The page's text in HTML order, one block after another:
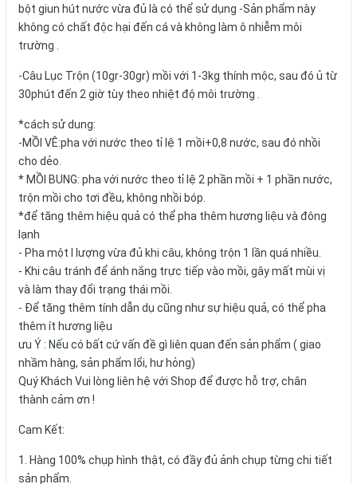
bột giun hút nước vừa đủ là có thể sử dụng -Sản phẩm này
không có chất độc hại đến cá và không làm ô nhiễm môi
trường .
-Câu Lục Trộn (10gr-30gr) mồi với 1-3kg thính mộc, sau đó ủ từ
30phút đến 2 giờ tùy theo nhiệt độ môi trường .
*cách sử dung:
-MỒI VÊ:pha với nước theo tỉ lệ 1 mồi+0,8 nước, sau đó nhồi
cho dẻo.
* MỒI BUNG: pha với nước theo tỉ lệ 2 phần mồi + 1 phần nước,
trộn mồi cho tơi đều, không nhồi bóp.
*để tăng thêm hiệu quả có thể pha thêm hương liệu và đông
lạnh
- Pha một l lượng vừa đủ khi câu, không trộn 1 lần quá nhiều.
- Khi câu tránh để ánh nắng trực tiếp vào mồi, gây mất mùi vị
và làm thay đổi trạng thái mồi.
- Để tăng thêm tính dẫn dụ cũng như sự hiệu quả, có thể pha
thêm ít hương liệu
ưu Ý : Nếu có bất cứ vấn đề gì liên quan đến sản phẩm ( giao
nhầm hàng, sản phẩm lổi, hư hỏng)
Quý Khách Vui lòng liên hệ với Shop để được hỗ trợ, chân
thành cảm ơn !
Cam Kết:
1. Hàng 100% chụp hình thật, có đầy đủ ảnh chụp từng chi tiết
sản phẩm.